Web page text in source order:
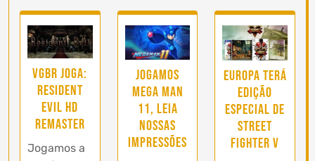
vgBR joga:
Resident
Evil HD
Remaster
Jogamos a
Jogamos
Mega Man
11, leia
nossas
impressões
Europa terá
edição
especial de
Street
Fighter V